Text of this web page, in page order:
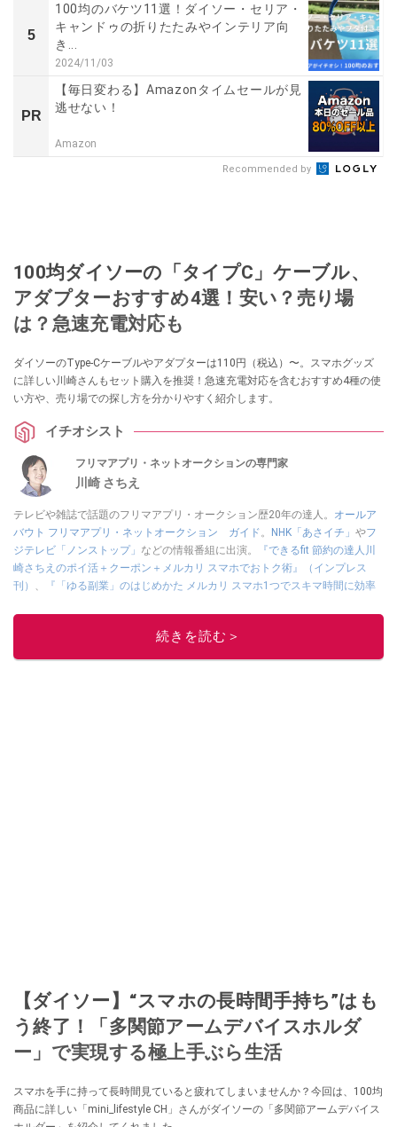
5
100均のバケツ11選！ダイソー・セリア・
キャンドゥの折りたたみやインテリア向
き...
2024/11/03
PR
【毎日変わる】Amazonタイムセールが見
逃せない！
Amazon
Recommended by
100均ダイソーの「タイプC」ケーブル、
アダプターおすすめ4選！安い？売り場
は？急速充電対応も
ダイソーのType-Cケーブルやアダプターは110円（税込）〜。スマホグッズ
に詳しい川崎さんもセット購入を推奨！急速充電対応を含むおすすめ4種の使
い方や、売り場での探し方を分かりやすく紹介します。
イチオシスト
フリマアプリ・ネットオークションの専門家
川崎 さちえ
テレビや雑誌で話題のフリマアプリ・オークション歴20年の達人。 オールア
バウト フリマアプリ・ネットオークション ガイド 。 NHK「あさイチ」 やフ
ジテレビ「ノンストップ」 などの情報番組に出演。
『できるfit 節約の達人川
崎さちえのポイ活＋クーポン＋メルカリ スマホでおトク術』（インプレス
刊）
『「ゆる副業」のはじめかた メルカリ スマホ1つでスキマ時間に効率
ぜ日記」
■経歴：2003年、夫が子育てをするために、突然会社を辞める。翌月からの
給料が０円になり、家にいながら、しかも空いた時間でできるオークション
続きを読む＞
【ダイソー】“スマホの長時間手持ち”はも
う終了！「多関節アームデバイスホルダ
ー」で実現する極上手ぶら生活
スマホを手に持って長時間見ていると疲れてしまいませんか？今回は、100均
商品に詳しい「mini_lifestyle CH」さんがダイソーの「多関節アームデバイス